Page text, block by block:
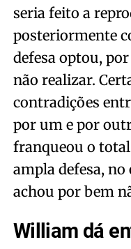
seria feito a
posteriormente
defesa optou,
não realizar.
contradições
por um e por
franqueou o total
ampla defesa,
achou por bem
William dá